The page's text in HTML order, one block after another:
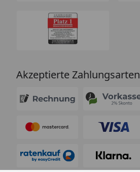
Akzeptierte Zahlungsarten